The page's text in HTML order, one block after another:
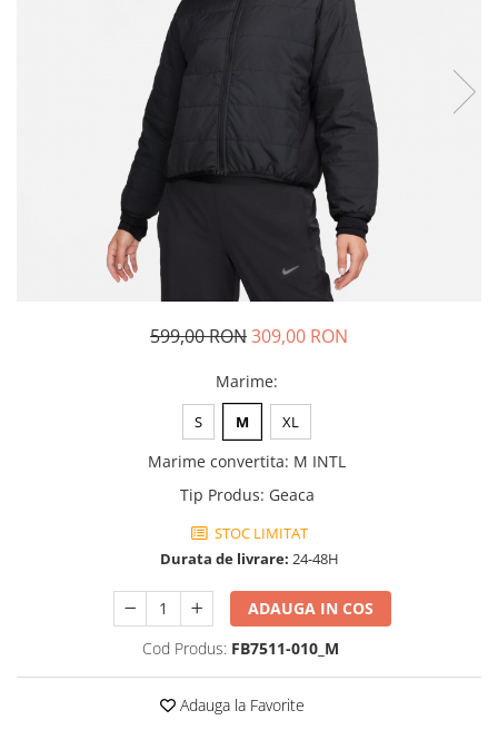
Pantaloni lungi copii
Geci si veste copii
Pantaloni scurti Copii
Ingrijire incaltaminte
599,00 RON309,00 RON
Marime:
S M XL
Marime convertita: M INTL
Tip Produs: Geaca
STOC LIMITAT
Durata de livrare: 24-48H
ADAUGA IN COS
Cod Produs: FB7511-010_M
Adauga la Favorite